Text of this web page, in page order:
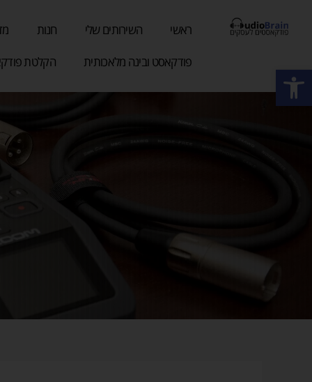
פתח סרגל נגישות
ראשי השירותים שלי חנות
פודקאסט ובינה מלאכותית
הקלטת